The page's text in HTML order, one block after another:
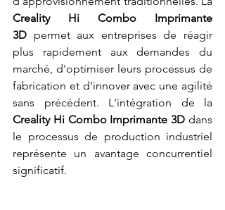
Creality Hi Combo Imprimante
3D permet aux entreprises de réagir
plus rapidement aux demandes du
marché, d'optimiser leurs processus de
fabrication et d'innover avec une agilité
Creality Hi Combo Imprimante 3D dans
le processus de production industriel
représente un avantage concurrentiel
significatif.